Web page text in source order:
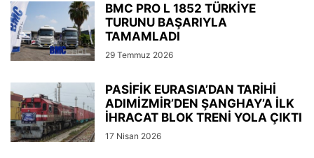
BMC PRO L 1852 TÜRKİYE
TURUNU BAŞARIYLA
TAMAMLADI
29 Temmuz 2026
PASİFİK EURASIA’DAN TARİHİ
ADIMİZMİR’DEN ŞANGHAY’A İLK
İHRACAT BLOK TRENİ YOLA ÇIKTI
17 Nisan 2026